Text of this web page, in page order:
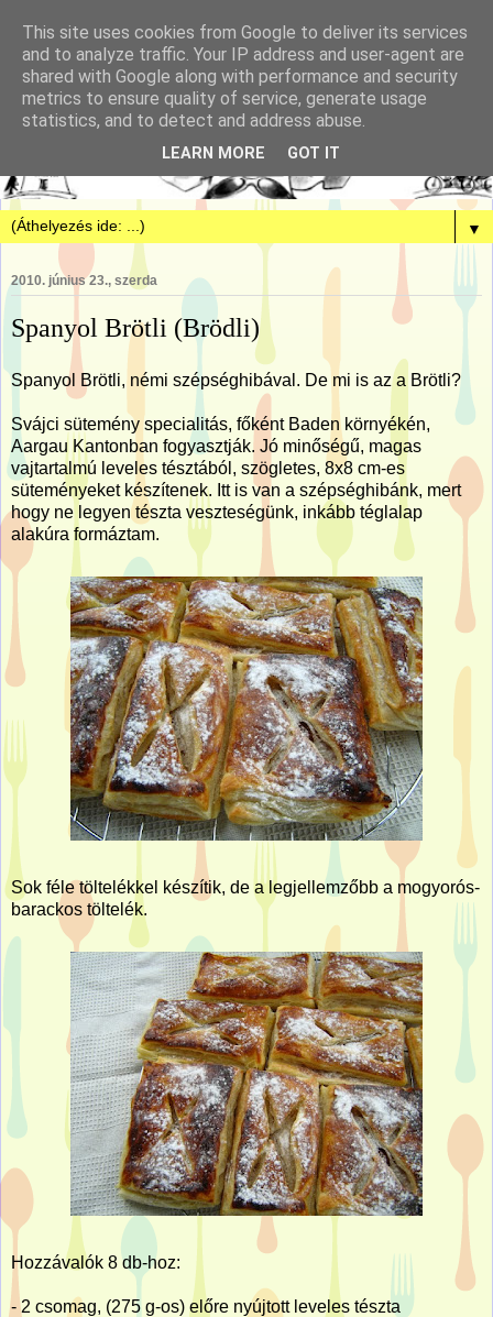
▼
2010. június 23., szerda
Spanyol Brötli (Brödli)
Spanyol Brötli, némi szépséghibával. De mi is az a Brötli?
Svájci sütemény specialitás, főként Baden környékén,
Aargau Kantonban fogyasztják. Jó minőségű, magas
vajtartalmú leveles tésztából, szögletes, 8x8 cm-es
süteményeket készítenek. Itt is van a szépséghibánk, mert
hogy ne legyen tészta veszteségünk, inkább téglalap
alakúra formáztam.
Sok féle töltelékkel készítik, de a legjellemzőbb a mogyorós-
barackos töltelék.
Hozzávalók 8 db-hoz:
- 2 csomag, (275 g-os) előre nyújtott leveles tészta
This site uses cookies from Google to deliver its services
and to analyze traffic. Your IP address and user-agent are
shared with Google along with performance and security
metrics to ensure quality of service, generate usage
statistics, and to detect and address abuse.
LEARN MORE GOT IT